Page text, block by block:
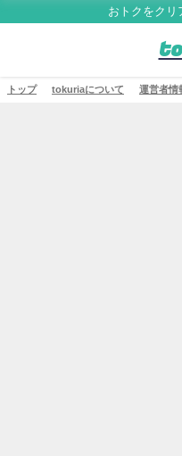
おトクをクリ
トップ tokuriaについて 運営者情